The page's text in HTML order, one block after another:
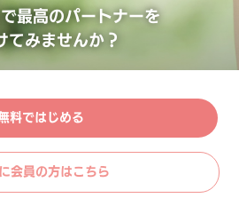
最高のパートナーを
てみませんか？
料ではじめる
会員の方はこちら